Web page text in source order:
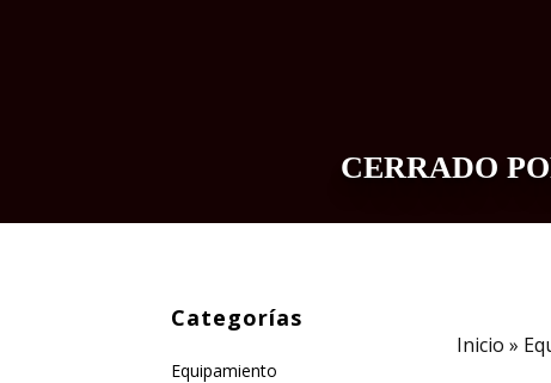
CERRADO
Categorías
Equipamiento
Inicio »